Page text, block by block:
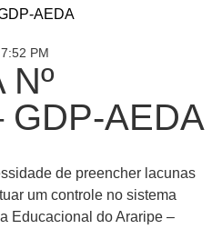
AEDA
7:52 PM
Nº
GDP-AEDA
de preencher lacunas
um controle no sistema
Educacional do Araripe –